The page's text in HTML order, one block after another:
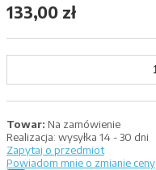
133,00 zł
Towar: Na zamówienie
Realizacja: wysyłka 14 - 30 dni
Zapytaj o przedmiot
Powiadom mnie o zmianie ceny